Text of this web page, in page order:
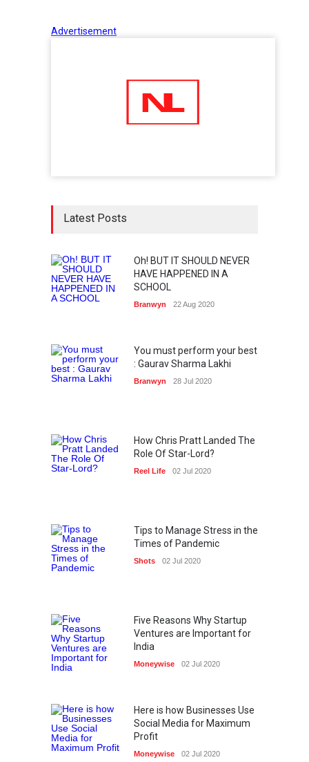
Advertisement
Latest Posts
Oh! BUT IT SHOULD NEVER
HAVE HAPPENED IN A
SCHOOL
Branwyn 22 Aug 2020
You must perform your best
: Gaurav Sharma Lakhi
Branwyn 28 Jul 2020
How Chris Pratt Landed The
Role Of Star-Lord?
Reel Life 02 Jul 2020
Tips to Manage Stress in the
Times of Pandemic
Shots 02 Jul 2020
Five Reasons Why Startup
Ventures are Important for
India
Moneywise 02 Jul 2020
Here is how Businesses Use
Social Media for Maximum
Profit
Moneywise 02 Jul 2020